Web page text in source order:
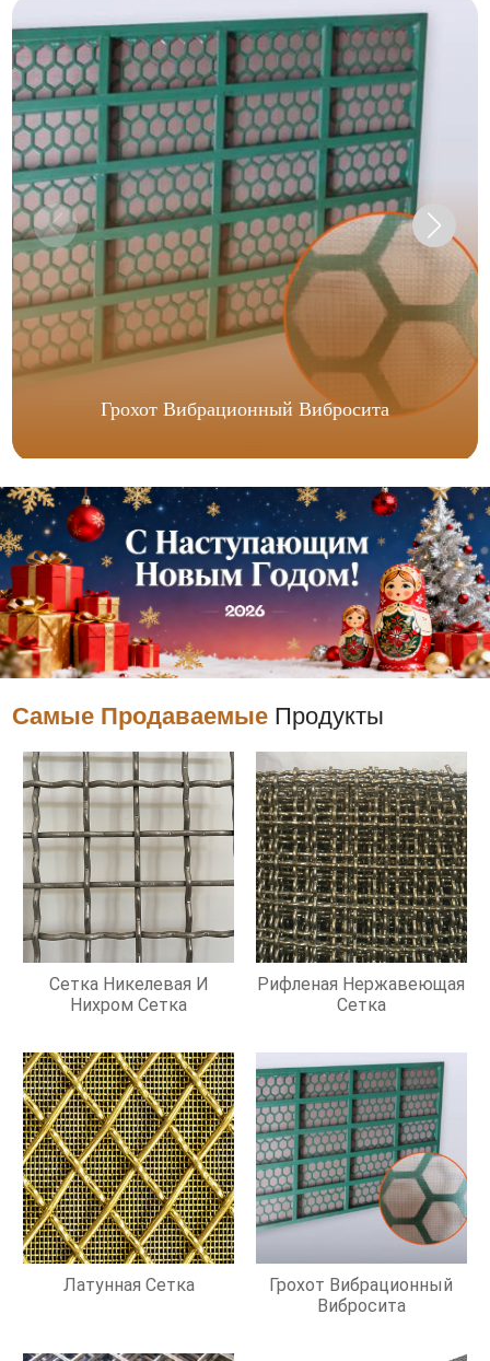
Грохот Вибрационный Вибросита
Самые Продаваемые Продукты
Сетка Никелевая И
Нихром Сетка
Рифленая Нержавеющая
Сетка
Латунная Сетка
Грохот Вибрационный
Вибросита